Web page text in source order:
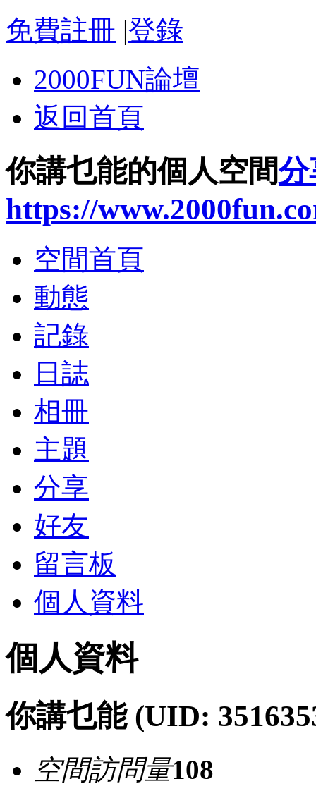
免費註冊 |登錄
2000FUN論壇
返回首頁
你講乜能的個人空間分
https://
空間首頁
動態
記錄
日誌
相冊
主題
分享
好友
留言板
個人資料
個人資料
你講乜能 (UID:
空間訪問量108